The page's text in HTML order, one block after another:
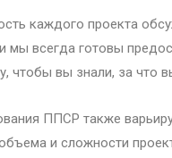
каждого проекта
мы всегда готовы
чтобы вы знали, за что
ППСР также
и сложности